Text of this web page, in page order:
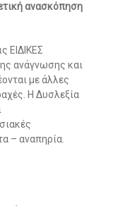
ανασκόπηση
ΕΙΔΙΚΕΣ
ανάγνωσης και
με άλλες
Η Δυσλεξία
– αναπηρία.